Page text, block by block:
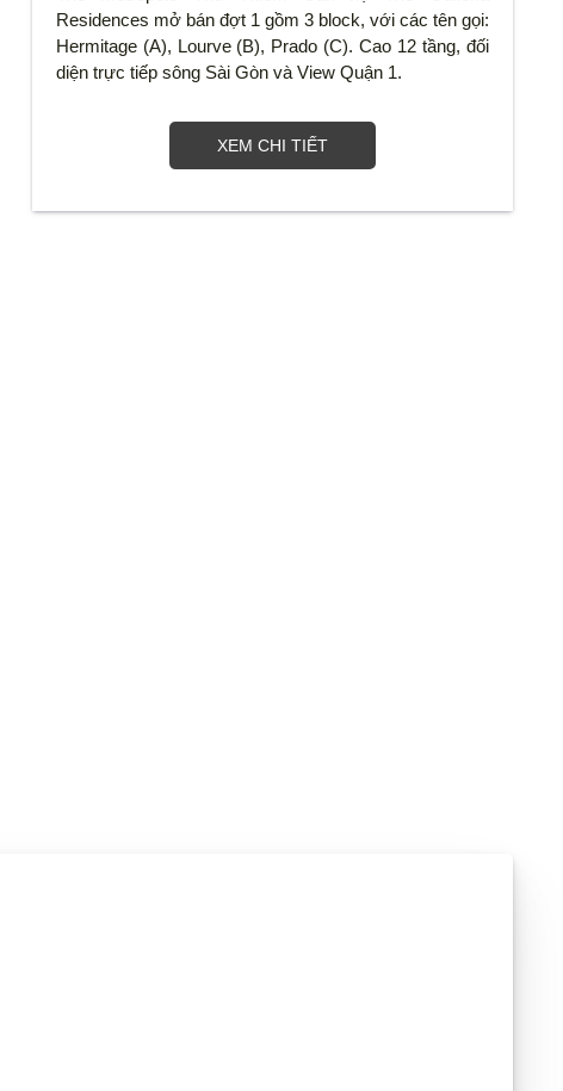
Residences mở bán đợt 1 gồm 3 block, với các tên gọi:
Hermitage (A), Lourve (B), Prado (C). Cao 12 tầng, đối
diện trực tiếp sông Sài Gòn và View Quận 1.
XEM CHI TIẾT